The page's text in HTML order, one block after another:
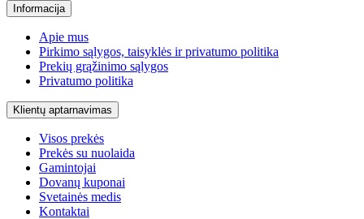
Informacija
Apie mus
Pirkimo sąlygos, taisyklės ir privatumo politika
Prekių grąžinimo sąlygos
Privatumo politika
Klientų aptarnavimas
Visos prekės
Prekės su nuolaida
Gamintojai
Dovanų kuponai
Svetainės medis
Kontaktai